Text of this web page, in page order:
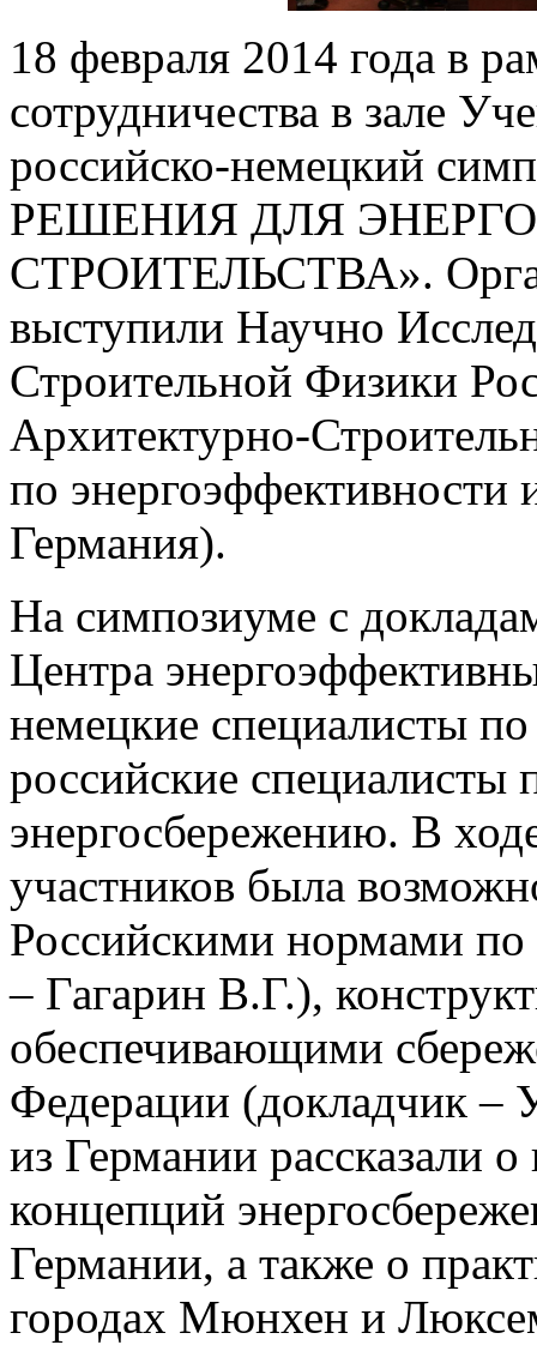
18 февраля 2014 года в
сотрудничества в зале
российско-немецкий
РЕШЕНИЯ ДЛЯ
СТРОИТЕЛЬСТВА».
выступили Научно
Строительной Физики
Архитектурно-
по энергоэффективности
Германия).
На симпозиуме с
Центра
немецкие специалисты
российские специалисты
энергосбережению. В
участников была
Российскими нормами по
– Гагарин В.Г.),
обеспечивающими
Федерации (докладчик –
из Германии рассказали
концепций
Германии, а также о
городах Мюнхен и